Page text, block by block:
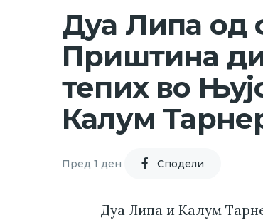
Дуа Липа од
Приштина
тепих во
Калум
Пред 1 ден Cподели
Дуа Липа и Калум